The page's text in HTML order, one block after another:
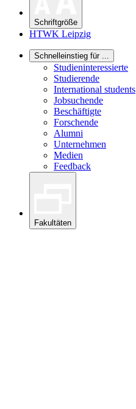
Schriftgröße
HTWK Leipzig
Schnelleinstieg für ...
Studieninteressierte
Studierende
International students
Jobsuchende
Beschäftigte
Forschende
Alumni
Unternehmen
Medien
Feedback
Fakultäten